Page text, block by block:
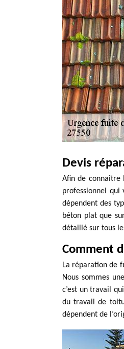
Devis
Afin de connaître
professionnel qui
dépendent des
béton plat que
détaillé sur tous
Comment
La réparation de
Nous sommes
c’est un travail
du travail de
dépendent de